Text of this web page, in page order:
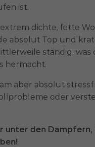
ist.
dichte, fette
absolut Top und
ständig, was
hermacht.
aber absolut
oder
unter den Dampfern,